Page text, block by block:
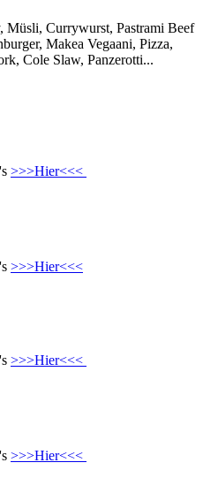
Currywurst, Pastrami Beef
Makea Vegaani, Pizza,
Cole Slaw, Panzerotti...
>>>Hier<<<
>>>Hier<<<
>>>Hier<<<
>>>Hier<<<